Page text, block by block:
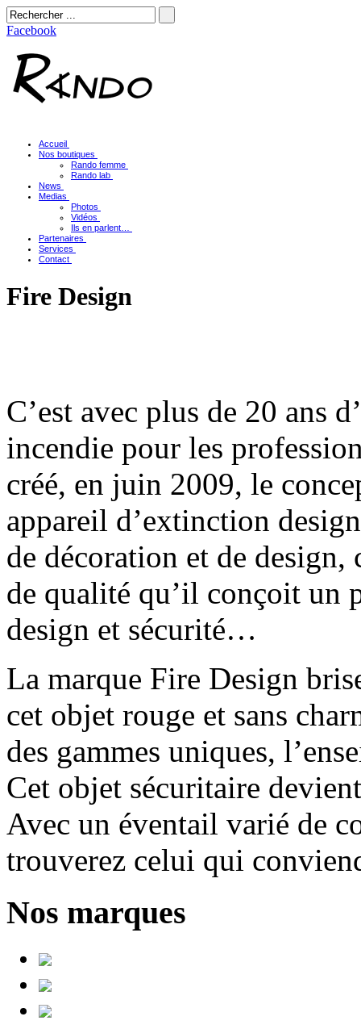
Facebook
Accueil
Nos boutiques
Rando femme
Rando lab
News
Medias
Photos
Vidéos
Ils en parlent…
Partenaires
Services
Contact
Fire Design
C’est avec plus de 20 ans
incendie pour les
créé, en juin 2009, le
appareil d’extinction
de décoration et de design,
de qualité qu’il conçoit un
design et sécurité…
La marque Fire Design
cet objet rouge et sans
des gammes uniques,
Cet objet sécuritaire
Avec un éventail varié de
trouverez celui qui
Nos marques